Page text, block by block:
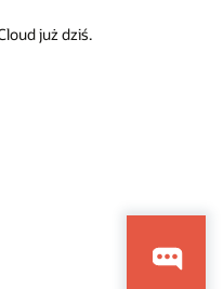
już dziś.